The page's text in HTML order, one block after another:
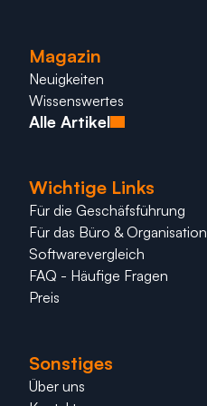
Magazin
Neuigkeiten
Wissenswertes
Alle Artikel
Wichtige Links
Für die Geschäfsführung
Für das Büro & Organisation
Softwarevergleich
FAQ - Häufige Fragen
Preis
Sonstiges
Über uns